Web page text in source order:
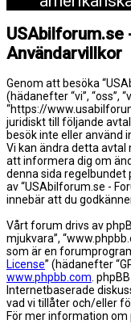
USAbilforum.se
Användarvillkor
Genom att besöka
(hädanefter “vi”, “oss”,
“https://
juridiskt till följande
besök inte eller använd
Vi kan ändra detta
att informera dig om
denna sida
av “USAbilforum.se -
innebär att du
Vårt forum drivs av
mjukvara”,
som är en
License” (hädanefter
www.phpbb.com.
Internetbaserade
vad vi tillåter och/eller
För mer information om